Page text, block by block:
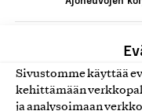
Sivustomme käyttää
kehittämään
ja analysoimaan